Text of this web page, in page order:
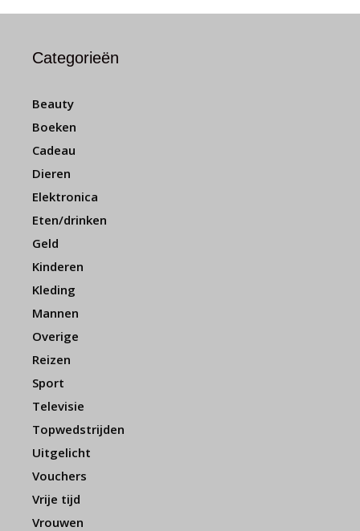
Categorieën
Beauty
Boeken
Cadeau
Dieren
Elektronica
Eten/drinken
Geld
Kinderen
Kleding
Mannen
Overige
Reizen
Sport
Televisie
Topwedstrijden
Uitgelicht
Vouchers
Vrije tijd
Vrouwen